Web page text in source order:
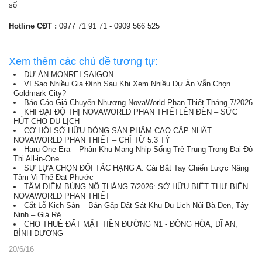
số
Hotline CĐT : 0977 71 91 71 - 0909 566 525
Xem thêm các chủ đề tương tự:
DỰ ÁN MONREI SAIGON
Vì Sao Nhiều Gia Đình Sau Khi Xem Nhiều Dự Án Vẫn Chọn
Goldmark City?
Báo Cáo Giá Chuyển Nhượng NovaWorld Phan Thiết Tháng 7/2026
KHI ĐẠI ĐỘ THỊ NOVAWORLD PHAN THIẾTLÊN ĐÈN – SỨC
HÚT CHO DU LỊCH
CƠ HỘI SỞ HỮU DÒNG SẢN PHẨM CAO CẤP NHẤT
NOVAWORLD PHAN THIẾT – CHỈ TỪ 5.3 TỶ
Haru One Era – Phân Khu Mang Nhịp Sống Trẻ Trung Trong Đại Đô
Thị All-in-One
SỰ LỰA CHỌN ĐỐI TÁC HẠNG A: Cái Bắt Tay Chiến Lược Nâng
Tầm Vị Thế Đạt Phước
TÂM ĐIỂM BÙNG NỔ THÁNG 7/2026: SỞ HỮU BIỆT THỰ BIỂN
NOVAWORLD PHAN THIẾT
Cắt Lỗ Kịch Sàn – Bán Gấp Đất Sát Khu Du Lịch Núi Bà Đen, Tây
Ninh – Giá Rẻ...
CHO THUÊ ĐẤT MẶT TIỀN ĐƯỜNG N1 - ĐÔNG HÒA, DĨ AN,
BÌNH DƯƠNG
20/6/16